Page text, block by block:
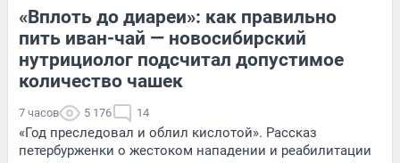
«Вплоть до диареи»: как правильно
пить иван-чай — новосибирский
нутрициолог подсчитал допустимое
количество чашек
7 часов 5 176 14
«Год преследовал и облил кислотой». Рассказ
петербурженки о жестоком нападении и реабилитации